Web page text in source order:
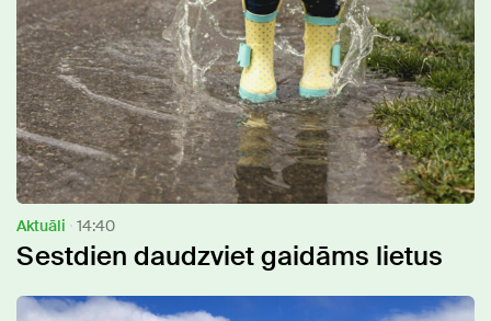
Aktuāli 14:40
Sestdien daudzviet gaidāms lietus